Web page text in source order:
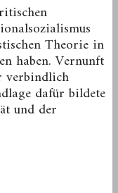
Theorie in
haben. Vernunft
verbindlich
dafür bildete
und der